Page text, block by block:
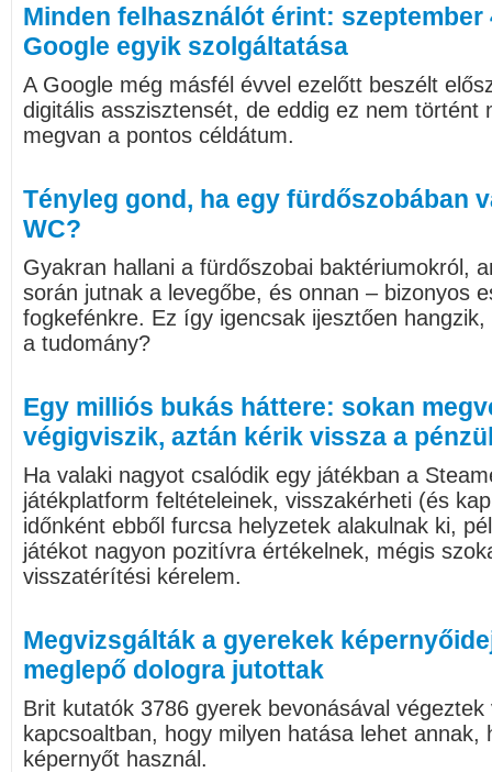
Minden felhasználót érint: szeptember
Google egyik szolgáltatása
A Google még másfél évvel ezelőtt beszélt
digitális asszisztensét, de eddig ez nem történt
megvan a pontos céldátum.
Tényleg gond, ha egy fürdőszobában
WC?
Gyakran hallani a fürdőszobai baktériumokról,
során jutnak a levegőbe, és onnan – bizonyos
fogkefénkre. Ez így igencsak ijesztően
a tudomány?
Egy milliós bukás háttere: sokan
végigviszik, aztán kérik vissza a
Ha valaki nagyot csalódik egy játékban a
játékplatform feltételeinek, visszakérheti (és
időnként ebből furcsa helyzetek alakulnak ki,
játékot nagyon pozitívra értékelnek, mégis
visszatérítési kérelem.
Megvizsgálták a gyerekek
meglepő dologra jutottak
Brit kutatók 3786 gyerek bevonásával
kapcsoaltban, hogy milyen hatása lehet annak,
képernyőt használ.